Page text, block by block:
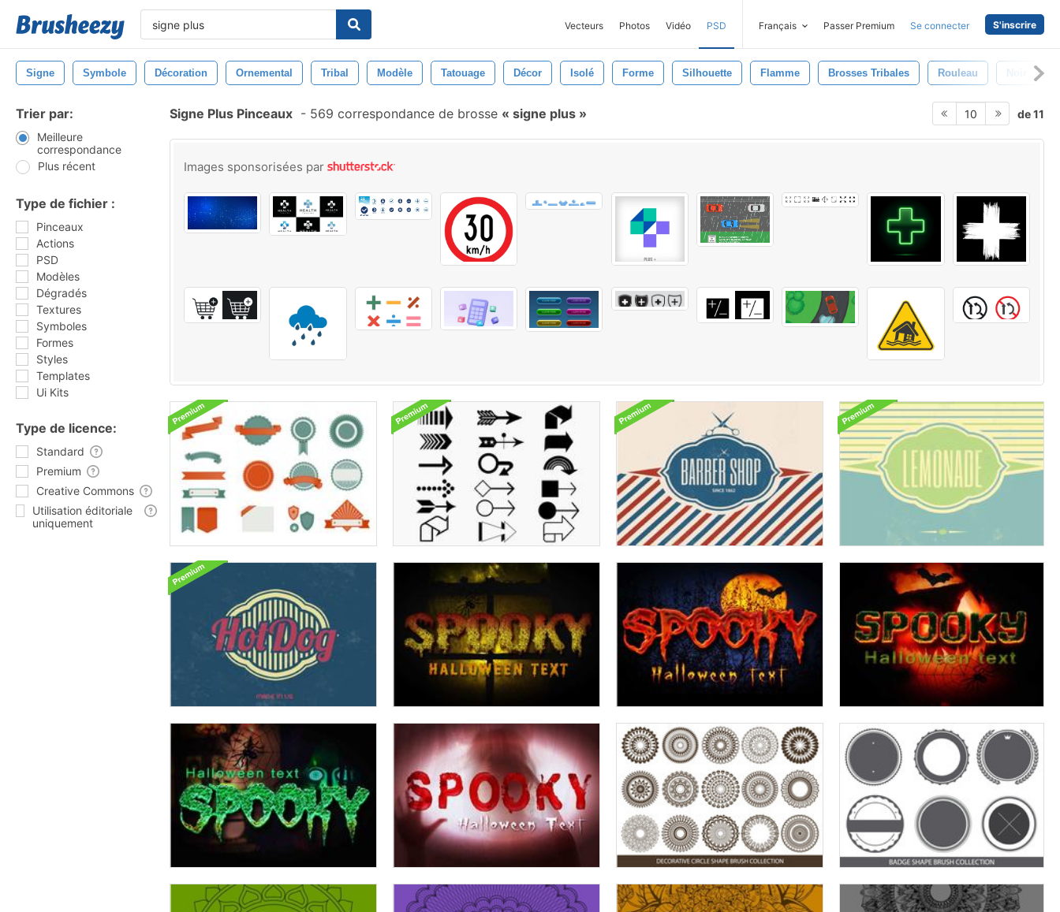
Vecteurs Photos Vidéo PSD Français Passer Premium Se connecter S'inscrire
Signe Symbole Décoration Ornemental Tribal Modèle Tatouage Décor Isolé Forme Silhouette Flamme Brosses Tribales Rouleau
Trier par:
Meilleure
correspondance
Plus récent
Type de fichier :
Pinceaux
Actions
PSD
Modèles
Dégradés
Textures
Symboles
Formes
Styles
Templates
Ui Kits
Type de licence:
Standard
Premium
Creative Commons
Utilisation éditoriale
uniquement
Signe Plus Pinceaux - 569 correspondance de brosse signe plus 10 de 11
Images sponsorisées par